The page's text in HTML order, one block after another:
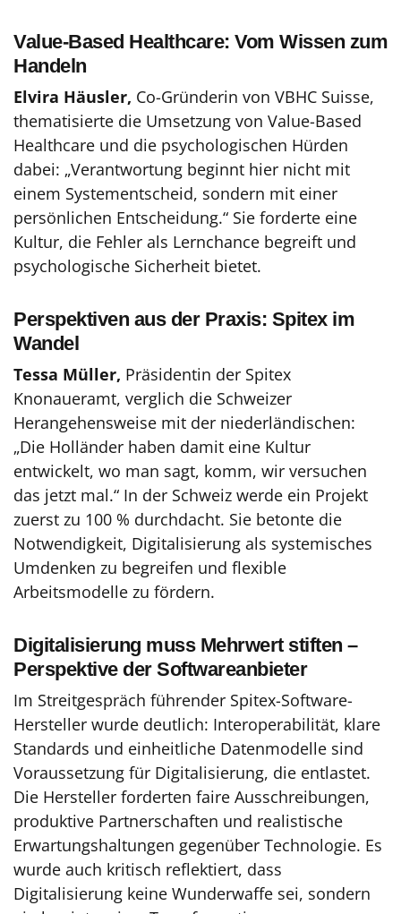
Value-Based Healthcare: Vom Wissen zum
Handeln
Elvira Häusler, Co-Gründerin von VBHC Suisse,
thematisierte die Umsetzung von Value-Based
Healthcare und die psychologischen Hürden
dabei: „Verantwortung beginnt hier nicht mit
einem Systementscheid, sondern mit einer
persönlichen Entscheidung.“ Sie forderte eine
Kultur, die Fehler als Lernchance begreift und
psychologische Sicherheit bietet.
Perspektiven aus der Praxis: Spitex im
Wandel
Tessa Müller, Präsidentin der Spitex
Knonaueramt, verglich die Schweizer
Herangehensweise mit der niederländischen:
„Die Holländer haben damit eine Kultur
entwickelt, wo man sagt, komm, wir versuchen
das jetzt mal.“ In der Schweiz werde ein Projekt
zuerst zu 100 % durchdacht. Sie betonte die
Notwendigkeit, Digitalisierung als systemisches
Umdenken zu begreifen und flexible
Arbeitsmodelle zu fördern.
Digitalisierung muss Mehrwert stiften –
Perspektive der Softwareanbieter
Im Streitgespräch führender Spitex-Software-
Hersteller wurde deutlich: Interoperabilität, klare
Standards und einheitliche Datenmodelle sind
Voraussetzung für Digitalisierung, die entlastet.
Die Hersteller forderten faire Ausschreibungen,
produktive Partnerschaften und realistische
Erwartungshaltungen gegenüber Technologie. Es
wurde auch kritisch reflektiert, dass
Digitalisierung keine Wunderwaffe sei, sondern